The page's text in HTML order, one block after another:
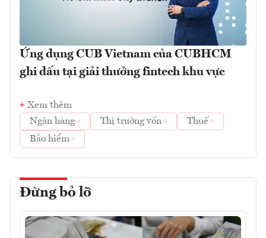
Ứng dụng CUB Vietnam của CUBHCM
ghi dấu tại giải thưởng fintech khu vực
Xem thêm
Ngân hàng
Thị trường vốn
Thuế
Bảo hiểm
Đừng bỏ lỡ